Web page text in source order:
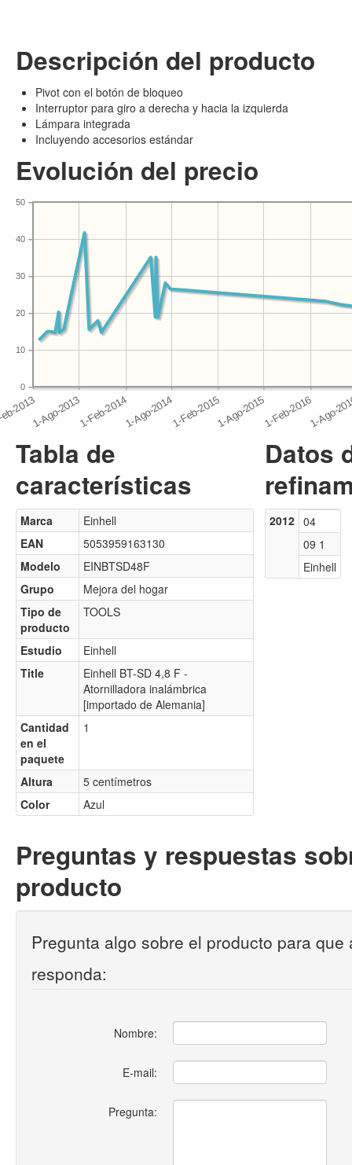
Descripción del producto
Pivot con el botón de bloqueo
Interruptor para giro a derecha y hacia la izquierda
Lámpara integrada
Incluyendo accesorios estándar
Evolución del precio
0
10
20
30
40
50
Tabla de
características
Marca
Einhell
EAN
5053959163130
Modelo
EINBTSD48F
Grupo
Mejora del hogar
Tipo de
producto
TOOLS
Estudio
Einhell
Title
Einhell BT-SD 4,8 F -
Atornilladora inalámbrica
[importado de Alemania]
Cantidad
en el
paquete
1
Altura
5 centímetros
Color
Azul
Datos
2012 04
09 1
Einhell
Preguntas y respuestas
producto
Pregunta algo sobre el producto para que
responda:
Nombre:
E-mail:
Pregunta: